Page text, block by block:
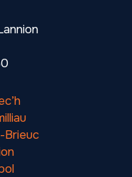
Brieuc